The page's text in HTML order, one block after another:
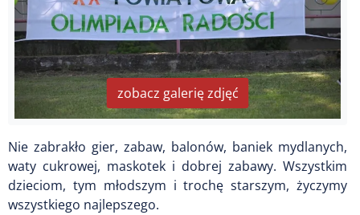
zobacz galerię zdjęć
Nie zabrakło gier, zabaw, balonów, baniek mydlanych,
waty cukrowej, maskotek i dobrej zabawy. Wszystkim
dzieciom, tym młodszym i trochę starszym, życzymy
wszystkiego najlepszego.